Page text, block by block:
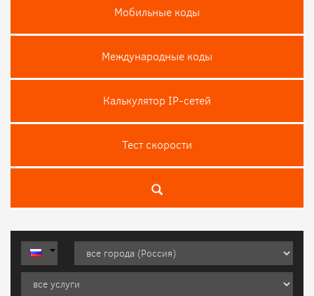
Мобильные коды
Международные коды
Калькулятор IP-сетей
Тест скороcти